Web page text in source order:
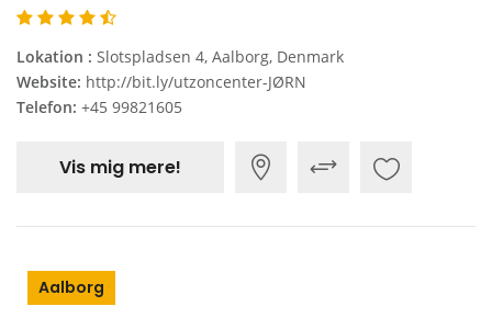
Lokation : Slotspladsen 4, Aalborg, Denmark
Website: http://bit.ly/utzoncenter-JØRN
Telefon: +45 99821605
Vis mig mere!
Aalborg